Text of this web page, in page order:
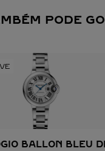
PODE
BALLON BLEU